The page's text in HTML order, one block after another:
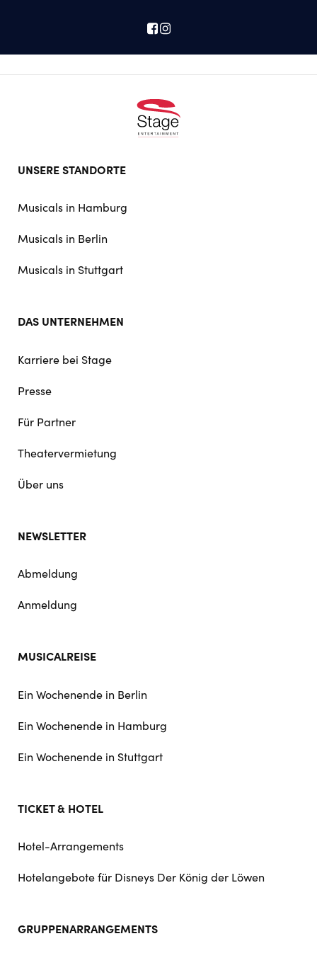
doormat
UNSERE STANDORTE
Musicals in Hamburg
Musicals in Berlin
Musicals in Stuttgart
DAS UNTERNEHMEN
Karriere bei Stage
Presse
Für Partner
Theatervermietung
Über uns
NEWSLETTER
Abmeldung
Anmeldung
MUSICALREISE
Ein Wochenende in Berlin
Ein Wochenende in Hamburg
Ein Wochenende in Stuttgart
TICKET & HOTEL
Hotel-Arrangements
Hotelangebote für Disneys Der König der Löwen
GRUPPENARRANGEMENTS